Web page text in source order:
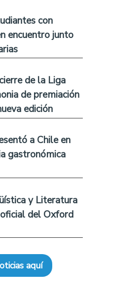
con
encuentro junto
de la Liga
de premiación
edición
a Chile en
gastronómica
y Literatura
del Oxford
aquí